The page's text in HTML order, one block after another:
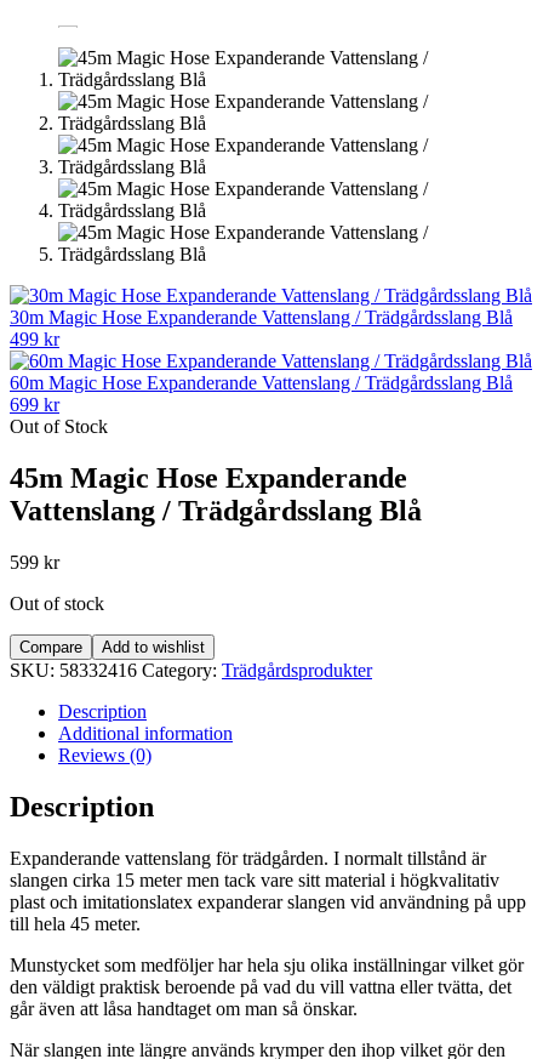
30m Magic Hose Expanderande Vattenslang / Trädgårdsslang Blå
499 kr
60m Magic Hose Expanderande Vattenslang / Trädgårdsslang Blå
699 kr
Out of Stock
45m Magic Hose Expanderande
Vattenslang / Trädgårdsslang Blå
599 kr
Out of stock
Compare Add to wishlist
SKU: 58332416 Category: Trädgårdsprodukter
Description
Additional information
Reviews (0)
Description
Expanderande vattenslang för trädgården. I normalt tillstånd är
slangen cirka 15 meter men tack vare sitt material i högkvalitativ
plast och imitationslatex expanderar slangen vid användning på upp
till hela 45 meter.
Munstycket som medföljer har hela sju olika inställningar vilket gör
den väldigt praktisk beroende på vad du vill vattna eller tvätta, det
går även att låsa handtaget om man så önskar.
När slangen inte längre används krymper den ihop vilket gör den